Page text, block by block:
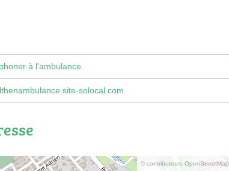
à l'ambulance
solocal.com
© contributeurs OpenStreetMap